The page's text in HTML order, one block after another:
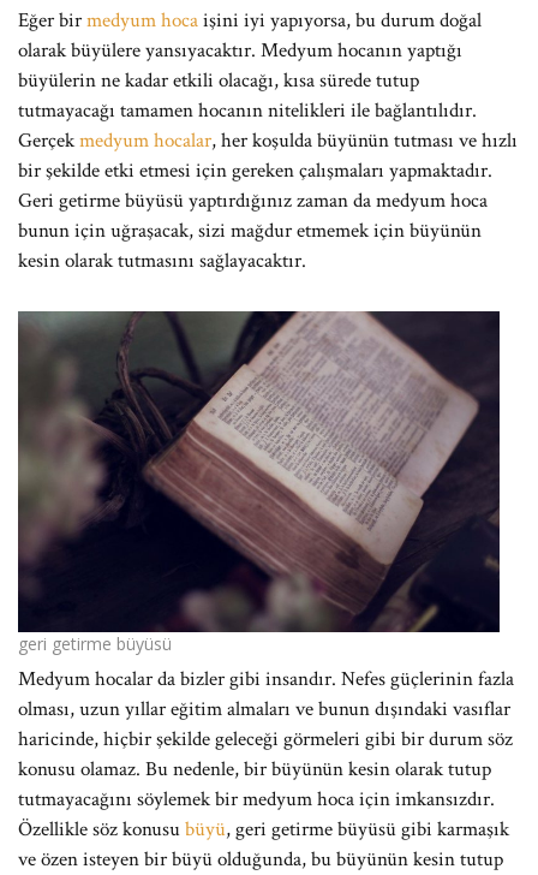
Eğer birmedyum hocaişini iyi yapıyorsa, bu durum doğal
olarak büyülere yansıyacaktır. Medyum hocanın yaptığı
büyülerin ne kadar etkili olacağı, kısa sürede tutup
tutmayacağı tamamen hocanın nitelikleri ile bağlantılıdır.
Gerçekmedyum hocalar, her koşulda büyünün tutması ve hızlı
bir şekilde etki etmesi için gereken çalışmaları yapmaktadır.
Geri getirme büyüsü yaptırdığınız zaman da medyum hoca
bunun için uğraşacak, sizi mağdur etmemek için büyünün
kesin olarak tutmasını sağlayacaktır.
geri getirme büyüsü
Medyum hocalar da bizler gibi insandır. Nefes güçlerinin fazla
olması, uzun yıllar eğitim almaları ve bunun dışındaki vasıflar
haricinde, hiçbir şekilde geleceği görmeleri gibi bir durum söz
konusu olamaz. Bu nedenle, bir büyünün kesin olarak tutup
tutmayacağını söylemek bir medyum hoca için imkansızdır.
Özellikle söz konusubüyü, geri getirme büyüsü gibi karmaşık
ve özen isteyen bir büyü olduğunda, bu büyünün kesin tutup